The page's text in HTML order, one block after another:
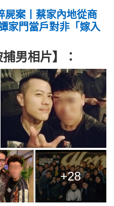
屍案丨蔡家內地從商
家門當戶對非「嫁入
男相片】：
+28